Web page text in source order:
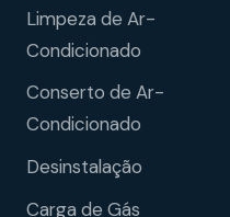
Limpeza de Ar-
Condicionado
Conserto de Ar-
Condicionado
Desinstalação
Carga de Gás